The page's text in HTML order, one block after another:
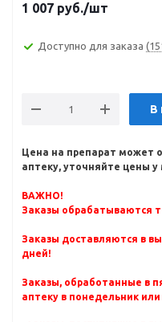
1 007 руб./шт
Доступно для заказа
В
Цена на препарат может
аптеку, уточняйте цены
ВАЖНО!
Заказы обрабатываются
Заказы доставляются в
дней!
Заказы, обработанные в
аптеку в понедельник или